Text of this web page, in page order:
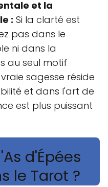
et la
: Si la clarté est
pas dans le
ni dans la
au seul motif
sagesse réside
et dans l'art de
est plus puissant
d'Épées
le Tarot ?